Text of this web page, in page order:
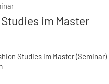
im Master
Studies im Master (Seminar)